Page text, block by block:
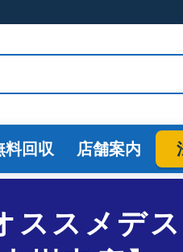
料回収 店舗案内
ススメデ